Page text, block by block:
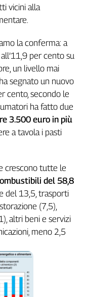
vicini alla
la conferma: a
per cento su
un livello mai
segnato un nuovo
cento, secondo le
ha fatto due
3.500 euro in più
a tavola i pasti
crescono tutte le
del 58,8
del 13,5, trasporti
(7,5),
altri beni e servizi
meno 2,5